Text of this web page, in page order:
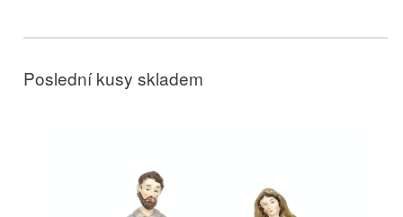
Poslední kusy skladem